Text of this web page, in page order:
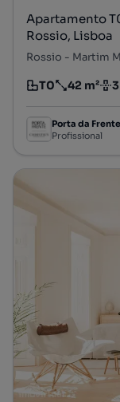
Apartamento
Rossio, Lisboa
Rossio - Martim
Tipologia
T0
Preço por metro
42 m²
Andar
Porta da
Profissional